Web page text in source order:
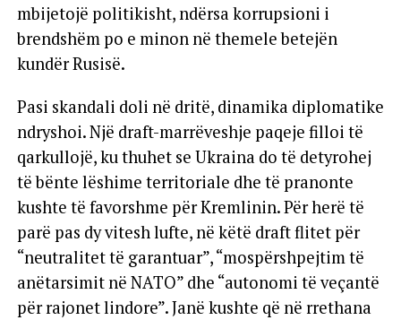
mbijetojë politikisht, ndërsa korrupsioni i
brendshëm po e minon në themele betejën
kundër Rusisë.
Pasi skandali doli në dritë, dinamika diplomatike
ndryshoi. Një draft-marrëveshje paqeje filloi të
qarkullojë, ku thuhet se Ukraina do të detyrohej
të bënte lëshime territoriale dhe të pranonte
kushte të favorshme për Kremlinin. Për herë të
parë pas dy vitesh lufte, në këtë draft flitet për
“neutralitet të garantuar”, “mospërshpejtim të
anëtarsimit në NATO” dhe “autonomi të veçantë
për rajonet lindore”. Janë kushte që në rrethana